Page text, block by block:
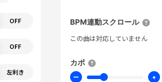
OFF
OFF
左利き
BPM連動スクロール
この曲は対応していません
カポ
ー +